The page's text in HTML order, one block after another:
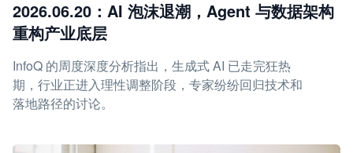
2026.06.20：AI 泡沫退潮，Agent 与数据架构
重构产业底层
InfoQ 的周度深度分析指出，生成式 AI 已走完狂热
期，行业正进入理性调整阶段，专家纷纷回归技术和
落地路径的讨论。